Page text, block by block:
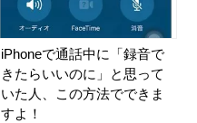
iPhoneで通話中に「録音で
きたらいいのに」と思って
いた人、この方法でできま
すよ！